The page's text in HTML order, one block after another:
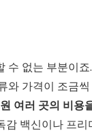
수 없는 부분이
와 가격이 조금
여러 곳의 비용
감 백신이나 프